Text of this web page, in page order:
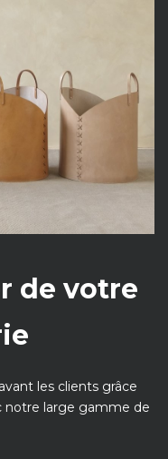
de votre
les clients grâce
notre large gamme de